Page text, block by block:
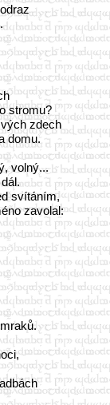
stromu?
zdech
domu.
volný...
svítáním,
zavolal: